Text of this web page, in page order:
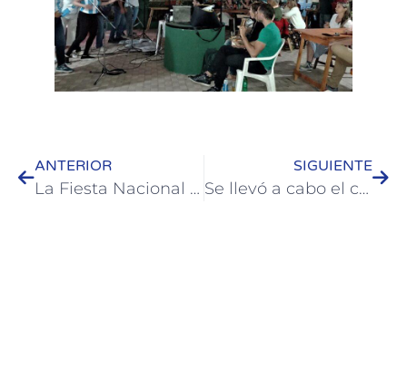
ANTERIOR
La Fiesta Nacional de la Artesanía se promocionó en Paysandú
SIGUIENTE
Se llevó a cabo el cierre de la Escuela Municipal de Cerámica de Colón